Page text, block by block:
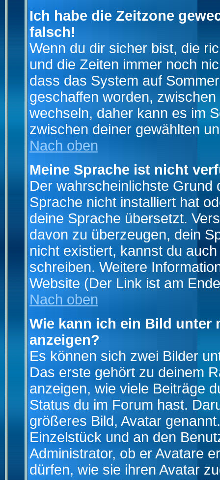
Ich habe die Zeitzone
falsch!
Wenn du dir sicher bist, die
und die Zeiten immer noch
dass das System auf
geschaffen worden,
wechseln, daher kann es im
zwischen deiner gewählten
Nach oben
Meine Sprache ist nicht
Der wahrscheinlichste Grund
Sprache nicht installiert hat
deine Sprache übersetzt.
davon zu überzeugen, dein
nicht existiert, kannst du
schreiben. Weitere
Website (Der Link ist am
Nach oben
Wie kann ich ein Bild unter
anzeigen?
Es können sich zwei Bilder
Das erste gehört zu deinem
anzeigen, wie viele Beiträge
Status du im Forum hast.
größeres Bild, Avatar
Einzelstück und an den
Administrator, ob er Avatare
dürfen, wie sie ihren Avatar